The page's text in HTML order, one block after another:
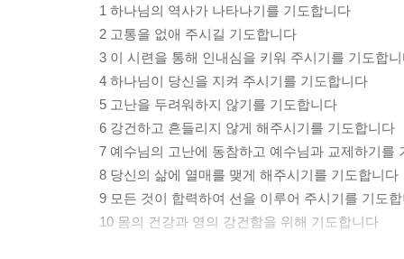
1 하나님의 역사가 나타나기를 기도합니다
2 고통을 없애 주시길 기도합니다
3 이 시련을 통해 인내심을 키워 주시기를 기도합
4 하나님이 당신을 지켜 주시기를 기도합니다
5 고난을 두려워하지 않기를 기도합니다
6 강건하고 흔들리지 않게 해주시기를 기도합니다
7 예수님의 고난에 동참하고 예수님과 교제하기를
8 당신의 삶에 열매를 맺게 해주시기를 기도합니다
9 모든 것이 합력하여 선을 이루어 주시기를 기도
10 몸의 건강과 영의 강건함을 위해 기도합니다